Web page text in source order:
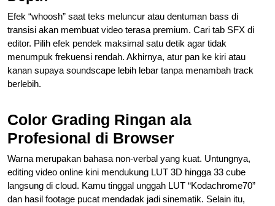
Efek “whoosh” saat teks meluncur atau dentuman bass di
transisi akan membuat video terasa premium. Cari tab SFX di
editor. Pilih efek pendek maksimal satu detik agar tidak
menumpuk frekuensi rendah. Akhirnya, atur pan ke kiri atau
kanan supaya soundscape lebih lebar tanpa menambah track
berlebih.
Color Grading Ringan ala
Profesional di Browser
Warna merupakan bahasa non-verbal yang kuat. Untungnya,
editing video online kini mendukung LUT 3D hingga 33 cube
langsung di cloud. Kamu tinggal unggah LUT “Kodachrome70”
dan hasil footage pucat mendadak jadi sinematik. Selain itu,